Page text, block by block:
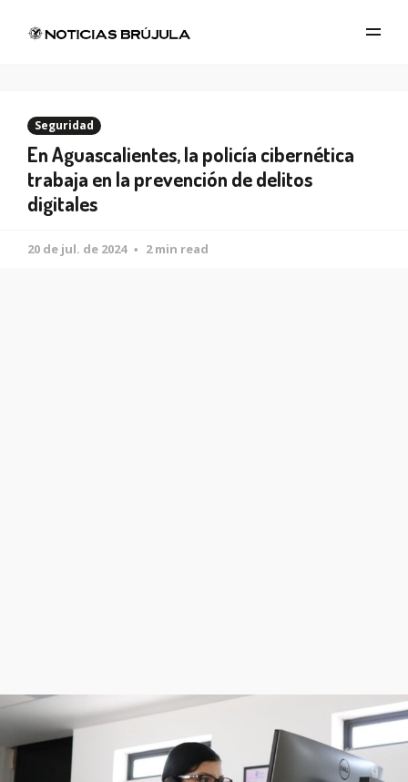
Seguridad
En Aguascalientes, la policía cibernética
trabaja en la prevención de delitos
digitales
20 de jul. de 2024 2 min read